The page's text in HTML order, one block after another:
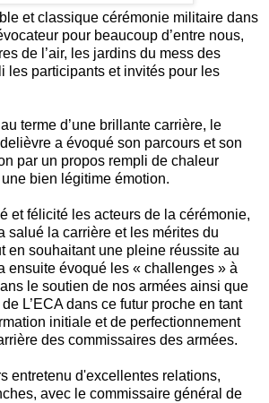
et classique cérémonie militaire dans
pour beaucoup d’entre nous,
de l’air, les jardins du mess des
les participants et invités pour les
terme d’une brillante carrière, le
a évoqué son parcours et son
par un propos rempli de chaleur
bien légitime émotion.
et félicité les acteurs de la cérémonie,
salué la carrière et les mérites du
en souhaitant une pleine réussite au
ensuite évoqué les « challenges » à
le soutien de nos armées ainsi que
L’ECA dans ce futur proche en tant
initiale et de perfectionnement
des commissaires des armées.
entretenu d'excellentes relations,
avec le commissaire général de